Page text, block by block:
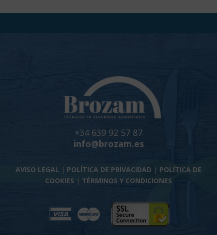
+34 639 92 57 87
info@brozam.es
AVISO LEGAL | POLÍTICA DE PRIVACIDAD | POLÍTICA DE
COOKIES | TÉRMINOS Y CONDICIONES